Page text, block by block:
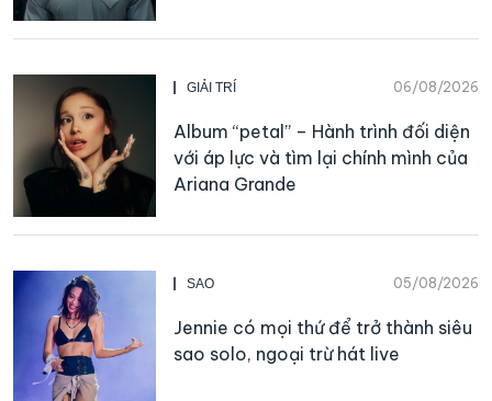
GIẢI TRÍ 06/08/2026
Album “petal” – Hành trình đối diện
với áp lực và tìm lại chính mình của
Ariana Grande
SAO 05/08/2026
Jennie có mọi thứ để trở thành siêu
sao solo, ngoại trừ hát live